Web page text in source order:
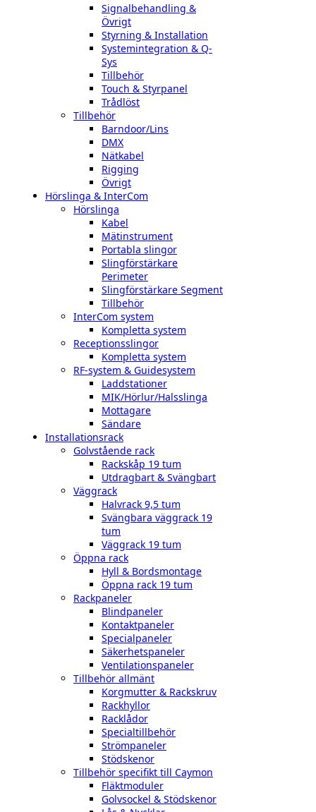
Signalbehandling &
Övrigt
Styrning & Installation
Systemintegration & Q-
Sys
Tillbehör
Touch & Styrpanel
Trådlöst
Tillbehör
Barndoor/Lins
DMX
Nätkabel
Rigging
Övrigt
Hörslinga & InterCom
Hörslinga
Kabel
Mätinstrument
Portabla slingor
Slingförstärkare
Perimeter
Slingförstärkare Segment
Tillbehör
InterCom system
Kompletta system
Receptionsslingor
Kompletta system
RF-system & Guidesystem
Laddstationer
MIK/Hörlur/Halsslinga
Mottagare
Sändare
Installationsrack
Golvstående rack
Rackskåp 19 tum
Utdragbart & Svängbart
Väggrack
Halvrack 9,5 tum
Svängbara väggrack 19
tum
Väggrack 19 tum
Öppna rack
Hyll & Bordsmontage
Öppna rack 19 tum
Rackpaneler
Blindpaneler
Kontaktpaneler
Specialpaneler
Säkerhetspaneler
Ventilationspaneler
Tillbehör allmänt
Korgmutter & Rackskruv
Rackhyllor
Racklådor
Specialtillbehör
Strömpaneler
Stödskenor
Tillbehör specifikt till Caymon
Fläktmoduler
Golvsockel & Stödskenor